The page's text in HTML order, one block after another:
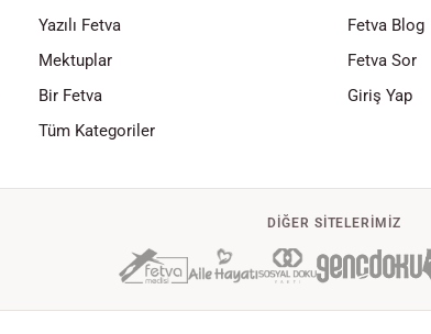
Yazılı Fetva
Mektuplar
Bir Fetva
Tüm Kategoriler
Fetva Blog
Fetva Sor
Giriş Yap
DIĞER SITELERIMIZ